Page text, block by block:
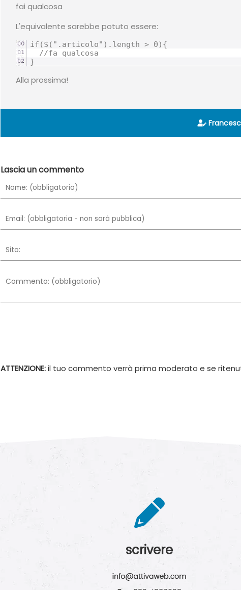
fai qualcosa
L'equivalente sarebbe potuto essere:
if($(".articolo").length > 0){
  //fa qualcosa
}
Alla prossima!
Lascia un commento
ATTENZIONE:il tuo commento verrà prima moderato e se
scrivere